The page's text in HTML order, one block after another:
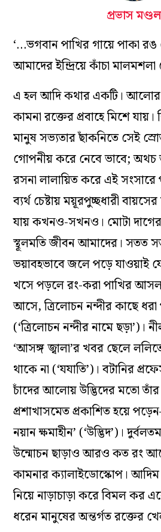
প্রভাস মণ্ডল
‘…ভগবান পাখির গায়ে পাকা
আমাদের ইন্দ্রিয়ে কাঁচা মালমশলা
এ হল আদি কথার একটি। আলোর
কামনা রক্তের প্রবাহে মিশে
মানুষ সভ্যতার ছাঁকনিতে সেই
গোপনীয় করে নেবে ভাবে; অথচ
রসনা লালায়িত করে এই সংসারে
ব্যর্থ চেষ্টায় ময়ূরপুচ্ছধারী
যায় কখনও-সখনও। মোটা
স্থূলমতি জীবন আমাদের। সতত
ভয়াবহভাবে জলে পড়ে যাওয়াই
খসে পড়লে রং-করা পাখির আসল
আসে, ত্রিলোচন নন্দীর কাছে ধরা
(‘ত্রিলোচন নন্দীর নামে ছড়া’)।
‘আসঙ্গ জ্বালা’র খবর ছেলে
থাকে না (‘যযাতি’)। বটানির
চাঁদের আলোয় উদ্ভিদের মতো তাঁর
প্রশাখাসমেত প্রকাশিত হয়ে
নয়ান ক্ষমাহীন’ (‘উদ্ভিদ’)।
উন্মোচন ছাড়াও আরও কত রং
কামনার ক্যালাইডোস্কোপ।
নিয়ে নাড়াচাড়া করে বিমল কর
ধরেন মানুষের অন্তর্গত রক্তের